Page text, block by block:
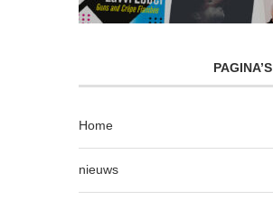
PAGINA’S
Home
nieuws